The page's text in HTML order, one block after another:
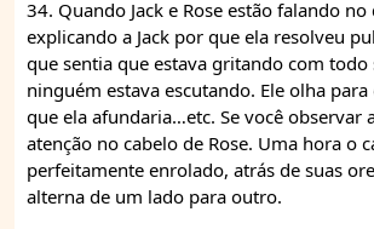
34. Quando Jack e Rose estão falando no
explicando a Jack por que ela resolveu
que sentia que estava gritando com todo
ninguém estava escutando. Ele olha
que ela afundaria…etc. Se você observar
atenção no cabelo de Rose. Uma hora o
perfeitamente enrolado, atrás de suas
alterna de um lado para outro.